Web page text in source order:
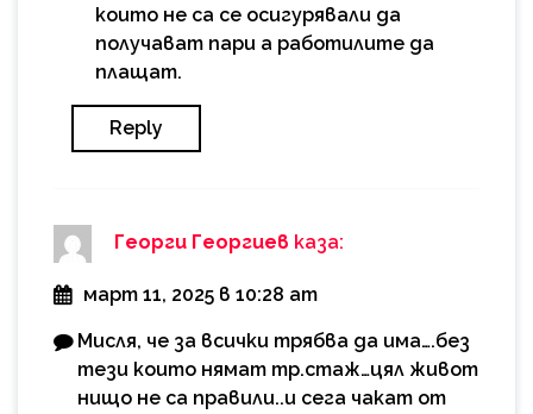
които не са се осигурявали да
получават пари а работилите да
плащат.
Reply
Георги Георгиев каза:
март 11, 2025 в 10:28 am
Мисля, че за всички трябва да има….без
тези които нямат тр.стаж…цял живот
нищо не са правили..и сега чакат от